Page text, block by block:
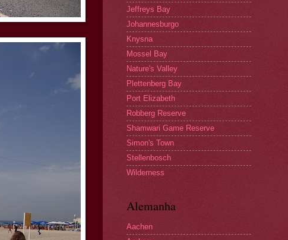
Jeffreys Bay
Johannesburgo
Knysna
Mossel Bay
Nature's Valley
Plettenberg Bay
Port Elizabeth
Robberg Reserve
Shamwari Game Reserve
Simon's Town
Stellenbosch
Wilderness
Alemanha
Aachen